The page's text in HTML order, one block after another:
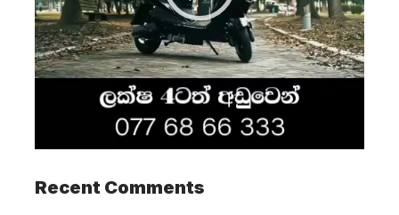
Recent Comments